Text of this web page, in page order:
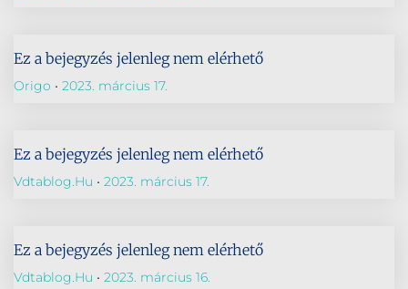
Ez a bejegyzés jelenleg nem elérhető
Origo 2023. március 17.
Ez a bejegyzés jelenleg nem elérhető
Vdtablog.hu 2023. március 17.
Ez a bejegyzés jelenleg nem elérhető
Vdtablog.hu 2023. március 16.